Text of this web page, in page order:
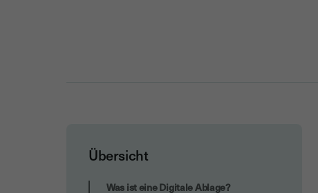
Übersicht
Was ist wichtig zu beachten
Was ist eine Digitale Ablage?